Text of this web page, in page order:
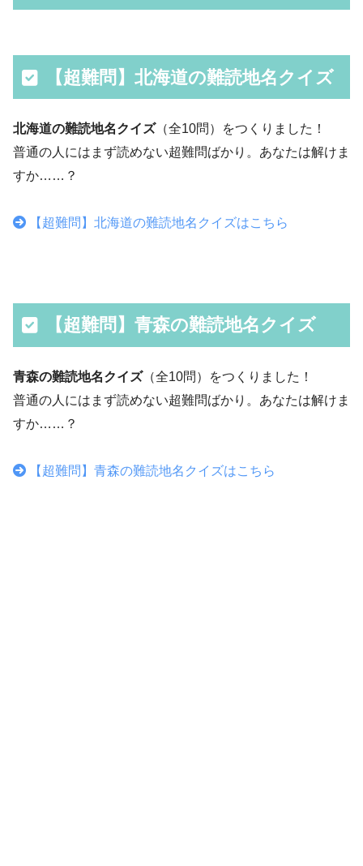
【超難問】北海道の難読地名クイズ
北海道の難読地名クイズ（全10問）をつくりました！
普通の人にはまず読めない超難問ばかり。あなたは解けま
すか……？
【超難問】北海道の難読地名クイズはこちら
【超難問】青森の難読地名クイズ
青森の難読地名クイズ（全10問）をつくりました！
普通の人にはまず読めない超難問ばかり。あなたは解けま
すか……？
【超難問】青森の難読地名クイズはこちら